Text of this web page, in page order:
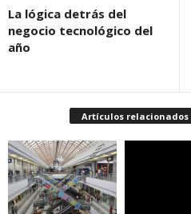
La lógica detrás del
negocio tecnológico del
año
Artículos relacionados